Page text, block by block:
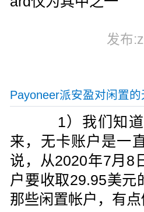
发布
Payoneer派安盈对闲置
1）我们知道
来，无卡账户是一
说，从2020年7月8
户要收取29.95美元
那些闲置帐户，有